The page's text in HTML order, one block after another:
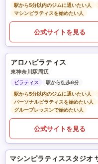
駅から5分以内のジムに通いたい人
マシンピラティスを始めたい人
公式サイトを見る
アロハピラティス
東神奈川駅周辺
ピラティス
駅から徒歩6分
駅から5分以内のジムに通いたい人
パーソナルピラティスを始めたい人
グループレッスンで始めたい人
公式サイトを見る